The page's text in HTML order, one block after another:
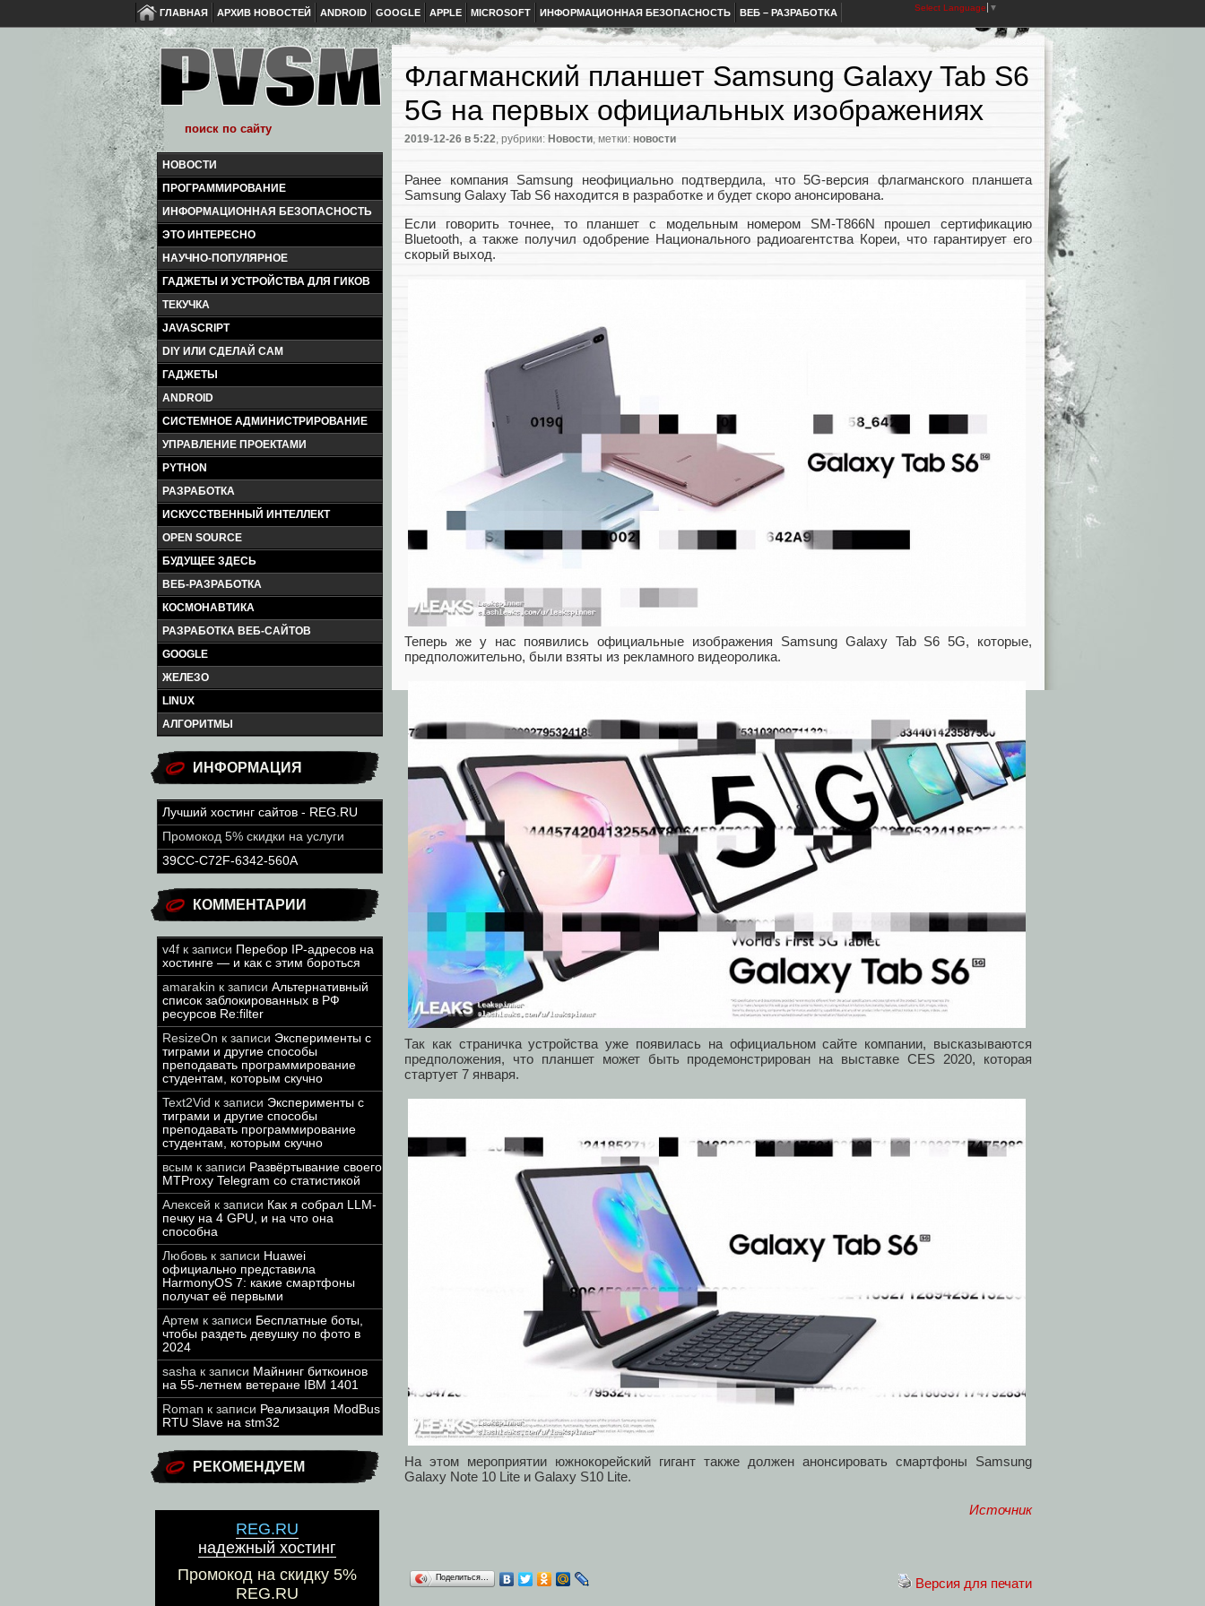
ГЛАВНАЯ АРХИВ НОВОСТЕЙ ANDROID GOOGLE APPLE MICROSOFT ИНФОРМАЦИОННАЯ БЕЗОПАСНОСТЬ ВЕБ – РАЗРАБОТКА Select Language ▼
НОВОСТИ
ПРОГРАММИРОВАНИЕ
ИНФОРМАЦИОННАЯ БЕЗОПАСНОСТЬ
ЭТО ИНТЕРЕСНО
НАУЧНО-ПОПУЛЯРНОЕ
ГАДЖЕТЫ И УСТРОЙСТВА ДЛЯ ГИКОВ
ТЕКУЧКА
JAVASCRIPT
DIY ИЛИ СДЕЛАЙ САМ
ГАДЖЕТЫ
ANDROID
СИСТЕМНОЕ АДМИНИСТРИРОВАНИЕ
УПРАВЛЕНИЕ ПРОЕКТАМИ
PYTHON
РАЗРАБОТКА
ИСКУССТВЕННЫЙ ИНТЕЛЛЕКТ
OPEN SOURCE
БУДУЩЕЕ ЗДЕСЬ
ВЕБ-РАЗРАБОТКА
КОСМОНАВТИКА
РАЗРАБОТКА ВЕБ-САЙТОВ
GOOGLE
ЖЕЛЕЗО
LINUX
АЛГОРИТМЫ
ИНФОРМАЦИЯ
Лучший хостинг сайтов - REG.RU
Промокод 5% скидки на услуги
39CC-C72F-6342-560A
КОММЕНТАРИИ
v4f к записи Перебор IP-адресов на
хостинге — и как с этим бороться
amarakin к записи Альтернативный
список заблокированных в РФ
ресурсов Re:filter
ResizeOn к записи Эксперименты с
тиграми и другие способы
преподавать программирование
студентам, которым скучно
Text2Vid к записи Эксперименты с
тиграми и другие способы
преподавать программирование
студентам, которым скучно
всым к записи Развёртывание своего
MTProxy Telegram со статистикой
Алексей к записи Как я собрал LLM-
печку на 4 GPU, и на что она
способна
Любовь к записи Huawei
официально представила
HarmonyOS 7: какие смартфоны
получат её первыми
Артем к записи Бесплатные боты,
чтобы раздеть девушку по фото в
2024
sasha к записи Майнинг биткоинов
на 55-летнем ветеране IBM 1401
Roman к записи Реализация ModBus
RTU Slave на stm32
РЕКОМЕНДУЕМ
REG.RU
надежный хостинг
Промокод на скидку 5%
REG.RU
Флагманский планшет Samsung Galaxy Tab S6
5G на первых официальных изображениях
2019-12-26 в 5:22, рубрики: Новости, метки: новости
Ранее компания Samsung неофициально подтвердила, что 5G-версия флагманского планшета
Samsung Galaxy Tab S6 находится в разработке и будет скоро анонсирована.
Если говорить точнее, то планшет с модельным номером SM-T866N прошел сертификацию
Bluetooth, а также получил одобрение Национального радиоагентства Кореи, что гарантирует его
скорый выход.
Теперь же у нас появились официальные изображения Samsung Galaxy Tab S6 5G, которые,
предположительно, были взяты из рекламного видеоролика.
Так как страничка устройства уже появилась на официальном сайте компании, высказываются
предположения, что планшет может быть продемонстрирован на выставке CES 2020, которая
стартует 7 января.
На этом мероприятии южнокорейский гигант также должен анонсировать смартфоны Samsung
Galaxy Note 10 Lite и Galaxy S10 Lite.
Источник
Версия для печати
Поделиться…